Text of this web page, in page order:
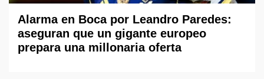
Alarma en Boca por Leandro Paredes:
aseguran que un gigante europeo
prepara una millonaria oferta